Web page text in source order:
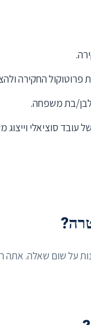
פרוטוקול החקירה
לבן/בת משפחה.
עובד סוציאלי
על שום שאלה. אתה